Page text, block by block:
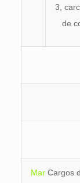
3,
de
MarCargos